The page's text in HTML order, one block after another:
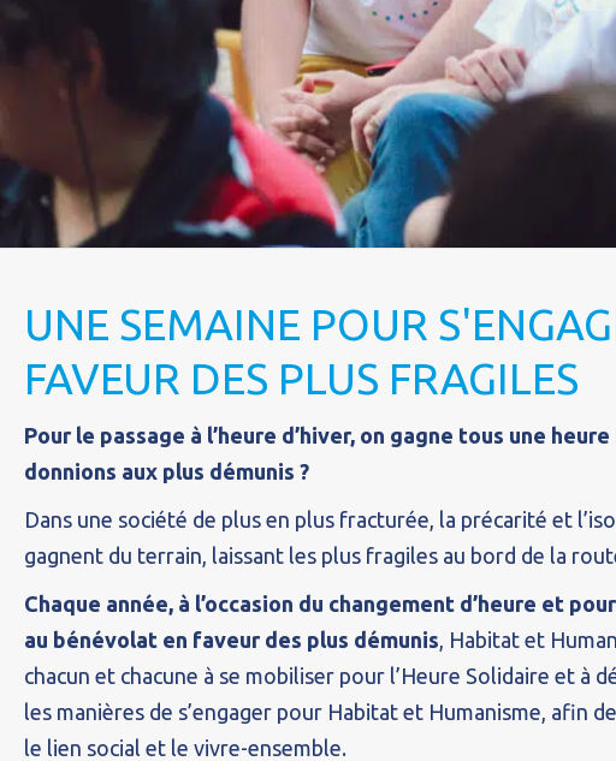
UNE SEMAINE POUR
FAVEUR DES PLUS FRAGILES
Pour le passage à l’heure d’hiver, on gagne tous une heure
donnions aux plus démunis ?
Dans une société de plus en plus fracturée, la précarité et
gagnent du terrain, laissant les plus fragiles au bord de la
Chaque année, à l’occasion du changement d’heure et
au bénévolat en faveur des plus démunis, Habitat et
chacun et chacune à se mobiliser pour l’Heure Solidaire et à
les manières de s’engager pour Habitat et Humanisme, afin
le lien social et le vivre-ensemble.